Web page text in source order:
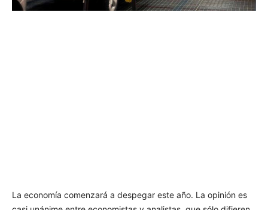
La economía comenzará a despegar este año. La opinión es